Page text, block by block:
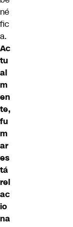
né
fic
a.
Ac
tu
al
m
en
te,
fu
m
ar
es
tá
rel
ac
io
na